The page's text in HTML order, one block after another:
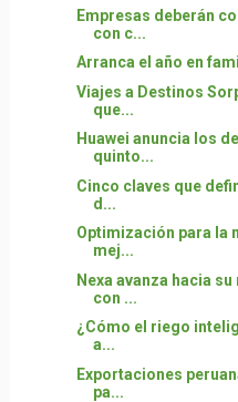
Empresas deberán
con c...
Arranca el año en
Viajes a Destinos
que...
Huawei anuncia los
quinto...
Cinco claves que
d...
Optimización para la
mej...
Nexa avanza hacia
con ...
¿Cómo el riego
a...
Exportaciones
pa...